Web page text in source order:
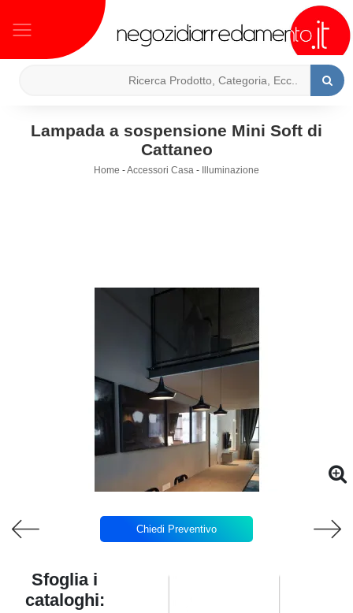
Lampada a sospensione Mini Soft di
Cattaneo
Home -Accessori Casa - Illuminazione
Chiedi Preventivo
Sfoglia i
cataloghi: